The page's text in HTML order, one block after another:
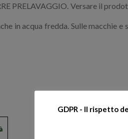
PRELAVAGGIO. Versare il
in acqua fredda. Sulle macchie
GDPR - Il rispetto